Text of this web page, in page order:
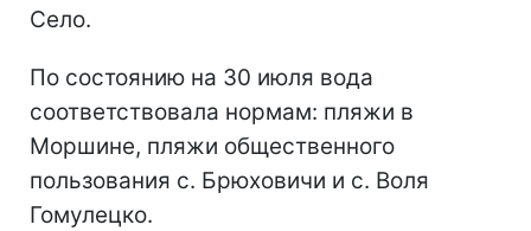
Село.
По состоянию на 30 июля вода
соответствовала нормам: пляжи в
Моршине, пляжи общественного
пользования с. Брюховичи и с. Воля
Гомулецко.